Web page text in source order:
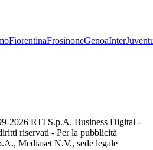
FiorentinaFrosinoneGenoaInter
2026 RTI S.p.A. Business Digital -
riservati - Per la pubblicità
Mediaset N.V., sede legale